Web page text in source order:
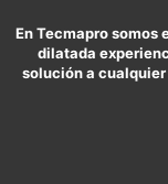
En Tecmapro somos
dilatada
solución a